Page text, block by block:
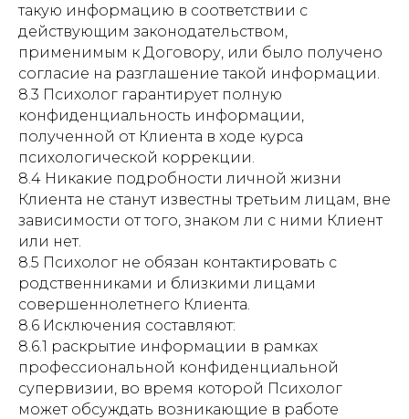
такую информацию в соответствии с
действующим законодательством,
применимым к Договору, или было получено
согласие на разглашение такой информации.
8.3 Психолог гарантирует полную
конфиденциальность информации,
полученной от Клиента в ходе курса
психологической коррекции.
8.4 Никакие подробности личной жизни
Клиента не станут известны третьим лицам, вне
зависимости от того, знаком ли с ними Клиент
или нет.
8.5 Психолог не обязан контактировать с
родственниками и близкими лицами
совершеннолетнего Клиента.
8.6 Исключения составляют:
8.6.1 раскрытие информации в рамках
профессиональной конфиденциальной
супервизии, во время которой Психолог
может обсуждать возникающие в работе